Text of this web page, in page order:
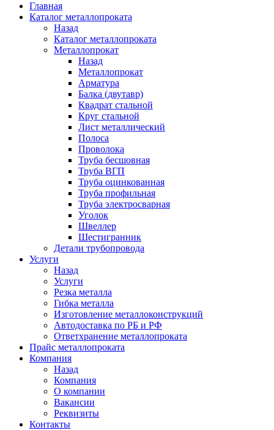
Главная
Каталог металлопроката
Назад
Каталог металлопроката
Металлопрокат
Назад
Металлопрокат
Арматура
Балка (двутавр)
Квадрат стальной
Круг стальной
Лист металлический
Полоса
Проволока
Труба бесшовная
Труба ВГП
Труба оцинкованная
Труба профильная
Труба электросварная
Уголок
Швеллер
Шестигранник
Детали трубопровода
Услуги
Назад
Услуги
Резка металла
Гибка металла
Изготовление металлоконструкций
Автодоставка по РБ и РФ
Ответхранение металлопроката
Прайс металлопроката
Компания
Назад
Компания
О компании
Вакансии
Реквизиты
Контакты